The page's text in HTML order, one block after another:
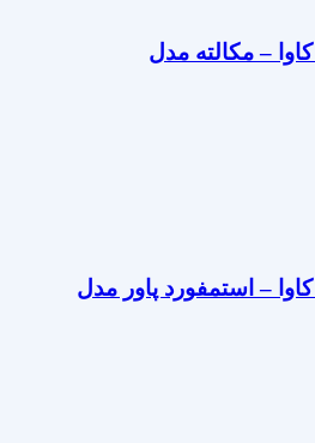
دیزل ژنراتور ایوکو 140 کاوا – مکالته مدل
دیزل ژنراتور ایوکو 400 کاوا – استمفورد پاور مدل